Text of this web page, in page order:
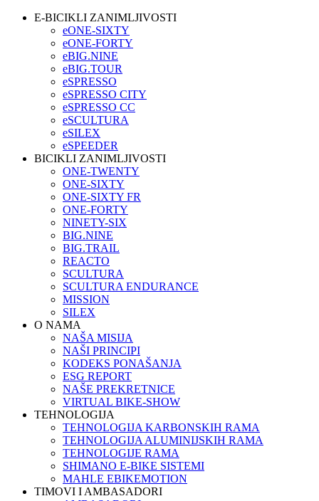
E-BICIKLI ZANIMLJIVOSTI
eONE-SIXTY
eONE-FORTY
eBIG.NINE
eBIG.TOUR
eSPRESSO
eSPRESSO CITY
eSPRESSO CC
eSCULTURA
eSILEX
eSPEEDER
BICIKLI ZANIMLJIVOSTI
ONE-TWENTY
ONE-SIXTY
ONE-SIXTY FR
ONE-FORTY
NINETY-SIX
BIG.NINE
BIG.TRAIL
REACTO
SCULTURA
SCULTURA ENDURANCE
MISSION
SILEX
O NAMA
NAŠA MISIJA
NAŠI PRINCIPI
KODEKS PONAŠANJA
ESG REPORT
NAŠE PREKRETNICE
VIRTUAL BIKE-SHOW
TEHNOLOGIJA
TEHNOLOGIJA KARBONSKIH RAMA
TEHNOLOGIJA ALUMINIJSKIH RAMA
TEHNOLOGIJE RAMA
SHIMANO E-BIKE SISTEMI
MAHLE EBIKEMOTION
TIMOVI I AMBASADORI